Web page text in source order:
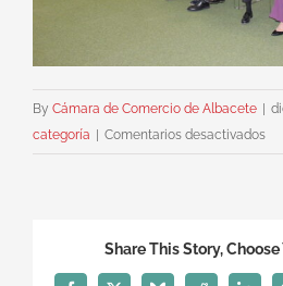
By Cámara de Comercio de Albacete |
categoría | Comentarios desactivadosen
Share This Story,